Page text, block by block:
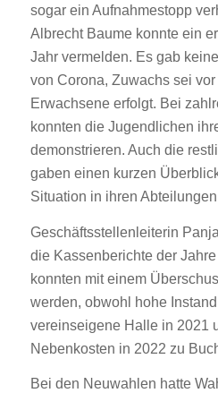
sogar ein Aufnahmestopp
Albrecht Baume konnte ein
Jahr vermelden. Es gab
von Corona, Zuwachs sei
Erwachsene erfolgt. Bei
konnten die Jugendlichen
demonstrieren. Auch die
gaben einen kurzen
Situation in ihren
Geschäftsstellenleiterin
die Kassenberichte der
konnten mit einem
werden, obwohl hohe
vereinseigene Halle in 2021
Nebenkosten in 2022 zu
Bei den Neuwahlen hatte